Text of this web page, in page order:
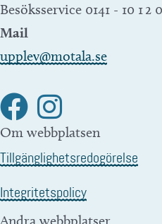
Besöksservice 0141 - 10 1 2
Mail
upplev@motala.se
Om webbplatsen
Tillgänglighetsredogörelse
Integritetspolicy
Andra webbplatser